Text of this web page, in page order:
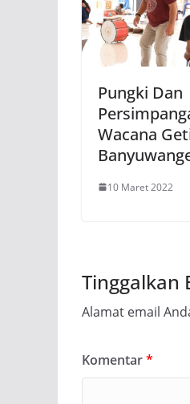
Pungki Dan
Wacana
10 Maret 2022
Tinggalkan
Alamat email
Komentar*